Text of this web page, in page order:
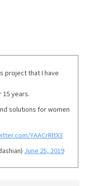
project that I have
15 years.
solutions for women
YAACrRltX3
June 25, 2019